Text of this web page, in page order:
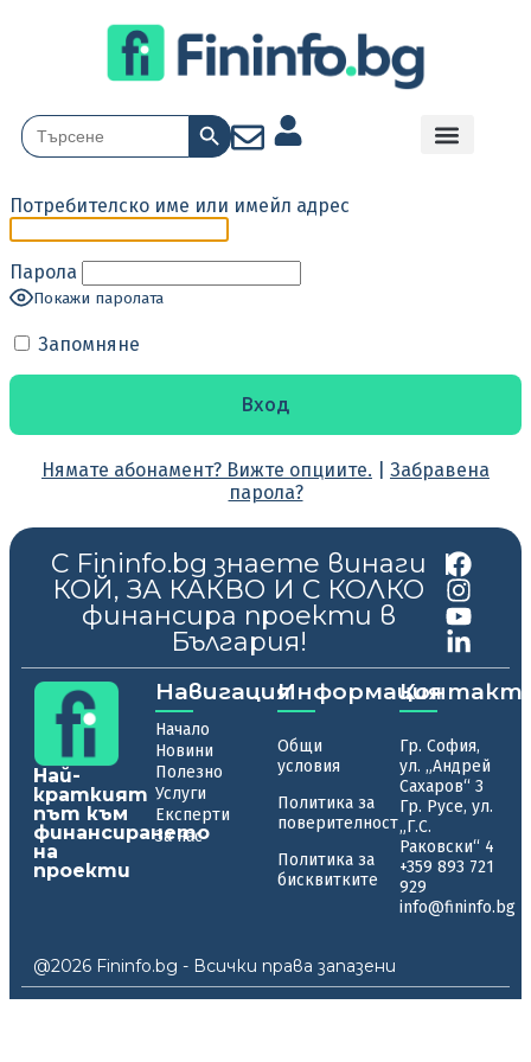
Search
for:
Search Button
Потребителско име или имейл адрес
Парола
Покажи паролата
Запомняне
Нямате абонамент? Вижте опциите.
Забравена
парола?
С Fininfo.bg знаете винаги
КОЙ, ЗА КАКВО И С КОЛКО
финансира проекти в
България!
|
Най-
краткият
път към
финансирането
на
проекти
Навигация
Начало
Новини
Полезно
Услуги
Експерти
За нас
Информация
Общи
условия
Политика за
поверителност
Политика за
бисквитките
Гр. София,
ул. „Андрей
Сахаров“ 3
Гр. Русе, ул.
„Г.С.
Раковски“ 4
+359 893 721
929
info@fininfo.bg
@2026 Fininfo.bg - Всички права запазени